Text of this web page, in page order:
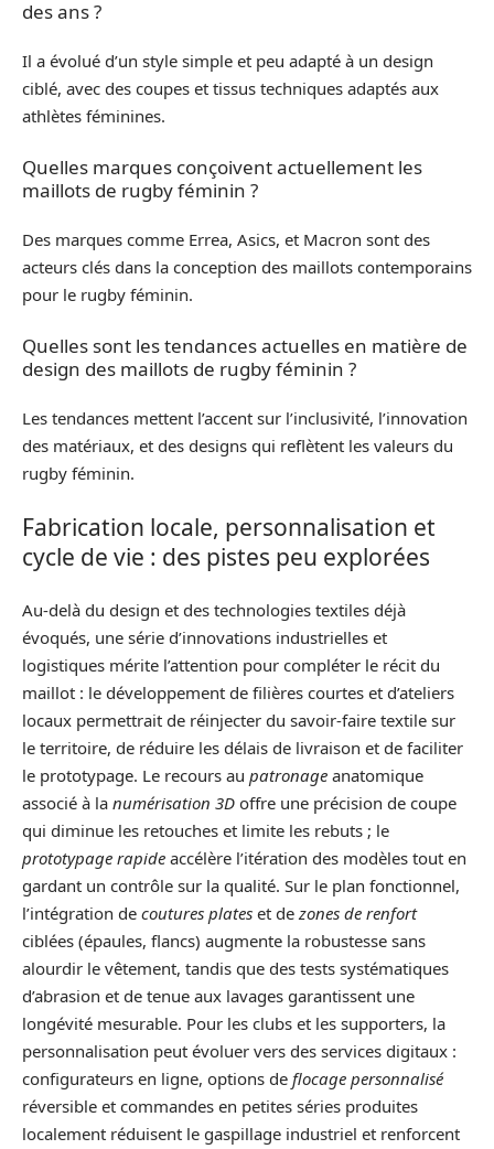
des ans ?
Il a évolué d’un style simple et peu adapté à un design
ciblé, avec des coupes et tissus techniques adaptés aux
athlètes féminines.
Quelles marques conçoivent actuellement les
maillots de rugby féminin ?
Des marques comme Errea, Asics, et Macron sont des
acteurs clés dans la conception des maillots contemporains
pour le rugby féminin.
Quelles sont les tendances actuelles en matière de
design des maillots de rugby féminin ?
Les tendances mettent l’accent sur l’inclusivité, l’innovation
des matériaux, et des designs qui reflètent les valeurs du
rugby féminin.
Fabrication locale, personnalisation et
cycle de vie : des pistes peu explorées
Au-delà du design et des technologies textiles déjà
évoqués, une série d’innovations industrielles et
logistiques mérite l’attention pour compléter le récit du
maillot : le développement de filières courtes et d’ateliers
locaux permettrait de réinjecter du savoir‑faire textile sur
le territoire, de réduire les délais de livraison et de faciliter
le prototypage. Le recours au patronage anatomique
associé à la numérisation 3D offre une précision de coupe
qui diminue les retouches et limite les rebuts ; le
prototypage rapide accélère l’itération des modèles tout en
gardant un contrôle sur la qualité. Sur le plan fonctionnel,
l’intégration de coutures plates et dezones de renfort
ciblées (épaules, flancs) augmente la robustesse sans
alourdir le vêtement, tandis que des tests systématiques
d’abrasion et de tenue aux lavages garantissent une
longévité mesurable. Pour les clubs et les supporters, la
personnalisation peut évoluer vers des services digitaux :
configurateurs en ligne, options de flocage personnalisé
réversible et commandes en petites séries produites
localement réduisent le gaspillage industriel et renforcent